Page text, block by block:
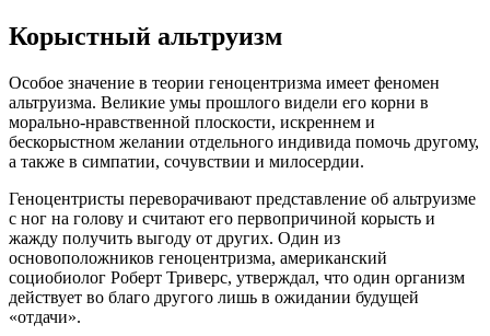
Корыстный альтруизм
Особое значение в теории геноцентризма имеет феномен
альтруизма. Великие умы прошлого видели его корни в
морально-нравственной плоскости, искреннем и
бескорыстном желании отдельного индивида помочь другому,
а также в симпатии, сочувствии и милосердии.
Геноцентристы переворачивают представление об альтруизме
с ног на голову и считают его первопричиной корысть и
жажду получить выгоду от других. Один из
основоположников геноцентризма, американский
социобиолог Роберт Триверс, утверждал, что один организм
действует во благо другого лишь в ожидании будущей
«отдачи».